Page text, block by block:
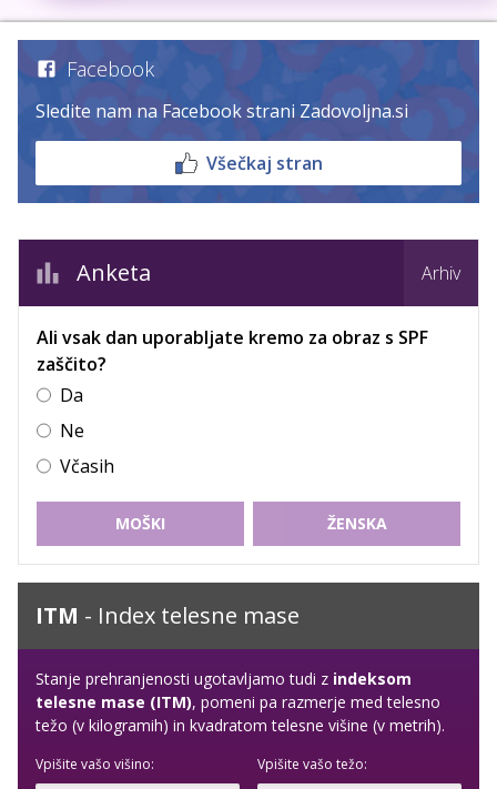
Facebook
Sledite nam na Facebook strani Zadovoljna.si
Všečkaj stran
Anketa Arhiv
Ali vsak dan uporabljate kremo za obraz s SPF
zaščito?
Da
Ne
Včasih
MOŠKI ŽENSKA
ITM - Index telesne mase
Stanje prehranjenosti ugotavljamo tudi z indeksom
telesne mase (ITM), pomeni pa razmerje med telesno
težo (v kilogramih) in kvadratom telesne višine (v metrih).
Vpišite vašo višino: Vpišite vašo težo: